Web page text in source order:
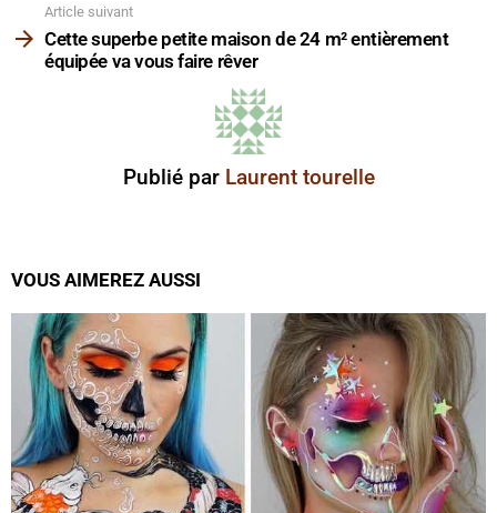
Article suivant
Cette superbe petite maison de 24 m² entièrement
équipée va vous faire rêver
Publié par Laurent tourelle
VOUS AIMEREZ AUSSI